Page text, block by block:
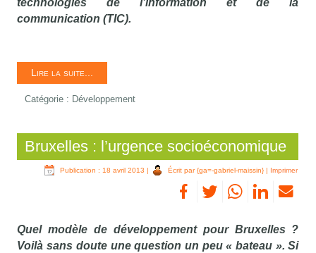
technologies de l’information et de la
communication (TIC).
Lire la suite...
Catégorie : Développement
Bruxelles : l’urgence socioéconomique
Publication : 18 avril 2013 | Écrit par {ga=-gabriel-maissin} | Imprimer
Quel modèle de développement pour Bruxelles ?
Voilà sans doute une question un peu « bateau ». Si